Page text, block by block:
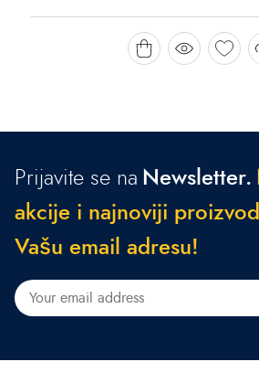
Prijavite se na Newsletter.
a kcije i najnoviji proizvod
Vašu emai ad resu!